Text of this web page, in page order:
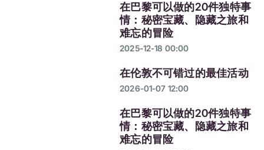
在巴黎可以做的20件独特事
情：秘密宝藏、隐藏之旅和
难忘的冒险
2025-12-18 00:00
在伦敦不可错过的最佳活动
2026-01-07 12:00
在巴黎可以做的20件独特事
情：秘密宝藏、隐藏之旅和
难忘的冒险